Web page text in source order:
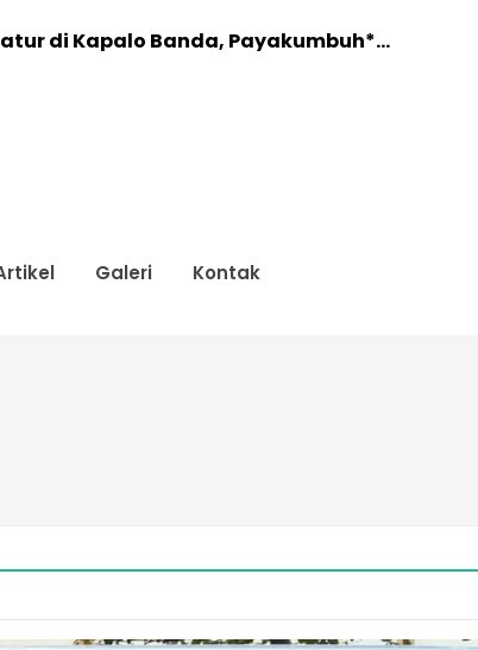
di Kapalo Banda, Payakumbuh*...
Galeri Kontak